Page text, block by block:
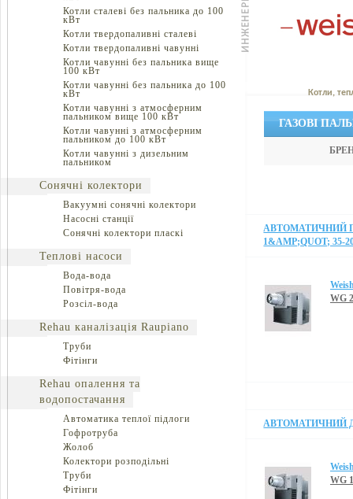
Котли сталеві без пальника до 100
кВт
Котли твердопаливні сталеві
Котли твердопаливні чавунні
Котли чавунні без пальника вище
100 кВт
Котли чавунні без пальника до 100
кВт
Котли чавунні з атмосферним
пальником вище 100 кВт
Котли чавунні з атмосферним
пальником до 100 кВт
Котли чавунні з дизельним
пальником
Сонячні колектори
Вакуумні сонячні колектори
Насосні станції
Сонячні колектори пласкі
Теплові насоси
Вода-вода
Повітря-вода
Розсіл-вода
Rehau каналізація Raupiano
Труби
Фітінги
Rehau опалення та
водопостачання
Автоматика теплої підлоги
Гофротруба
Жолоб
Колектори розподільні
Труби
Фітінги
Котли,
ГАЗОВІ
АВТОМАТИЧНИЙ
1&AMP;QUOT; 35-
WG
АВТОМАТИЧНИЙ
WG